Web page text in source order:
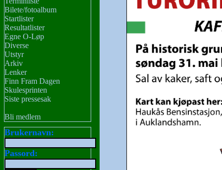
Bilete/fotoalbum
Startlister
Resultatlister
Egne O-Løp
Diverse
Utstyr
Arkiv
Lenker
Finn Fram Dagen
Skulesprinten
Siste pressesak
Bli medlem
Brukernavn:
Passord: